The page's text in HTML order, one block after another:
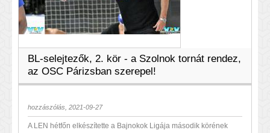
BL-selejtezők, 2. kör - a Szolnok tornát rendez,
az OSC Párizsban szerepel!
hozzászólás, 2021-09-27
A LEN hétfőn elkészítette a Bajnokok Ligája második körének